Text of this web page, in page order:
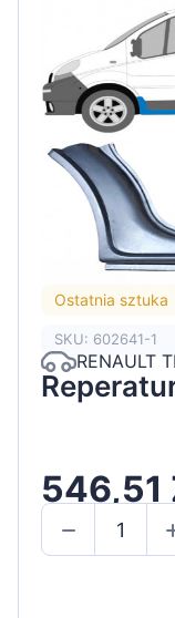
Ostatnia sztuka
SKU: 602641-1
RENAULT
546,51